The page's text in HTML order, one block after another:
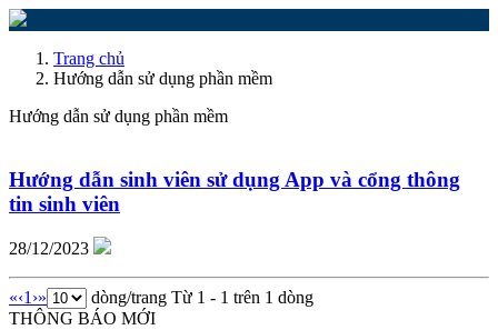
Trang chủ
Hướng dẫn sử dụng phần mềm
Hướng dẫn sử dụng phần mềm
Hướng dẫn sinh viên sử dụng App và cổng thông
tin sinh viên
28/12/2023
«‹1›» dòng/trang Từ 1 - 1 trên 1 dòng
THÔNG BÁO MỚI